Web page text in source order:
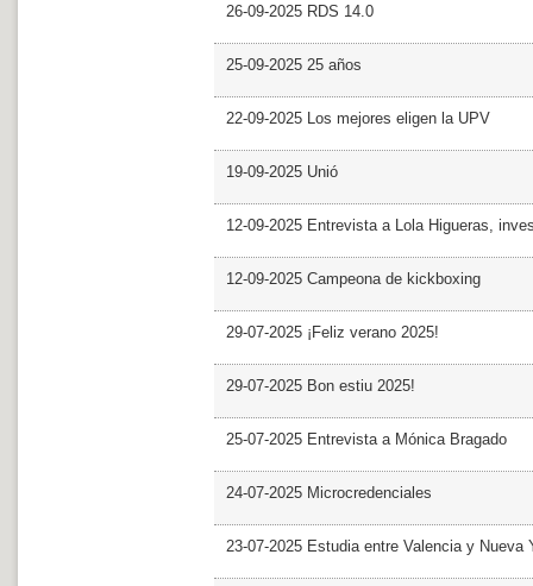
26-09-2025 RDS 14.0
25-09-2025 25 años
22-09-2025 Los mejores eligen la UPV
19-09-2025 Unió
12-09-2025 Entrevista a Lola Higueras,
12-09-2025 Campeona de kickboxing
29-07-2025 ¡Feliz verano 2025!
29-07-2025 Bon estiu 2025!
25-07-2025 Entrevista a Mónica Bragado
24-07-2025 Microcredenciales
23-07-2025 Estudia entre Valencia y Nueva